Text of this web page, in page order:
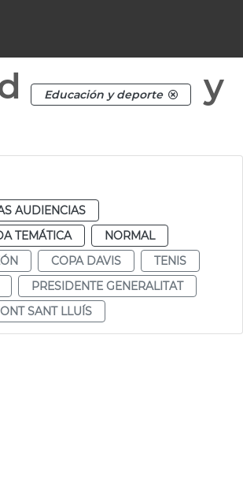
Educación y deporte
y
AUDIENCIAS
TEMÁTICA
NORMAL
COPA DAVIS
TENIS
PRESIDENTE GENERALITAT
SANT LLUÍS